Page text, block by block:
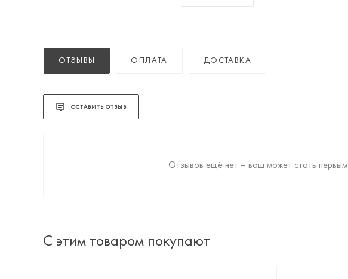
ОТЗЫВЫ ОПЛАТА ДОСТАВКА
ОСТАВИТЬ ОТЗЫВ
Отзывов ещё нет – ваш может стать первым
С этим товаром покупают